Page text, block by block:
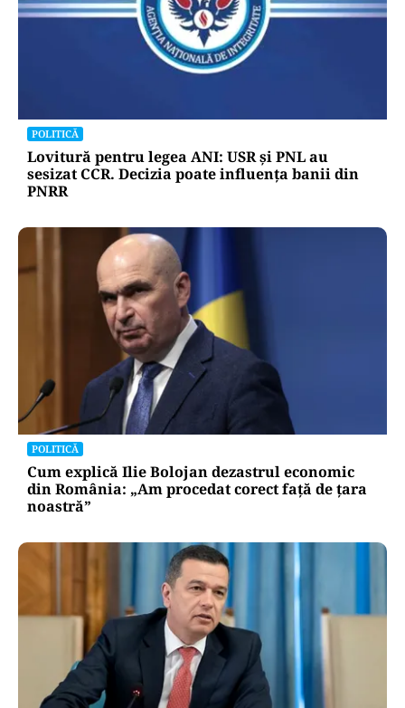
POLITICĂ
Lovitură pentru legea ANI: USR și PNL au
sesizat CCR. Decizia poate influența banii din
PNRR
POLITICĂ
Cum explică Ilie Bolojan dezastrul economic
din România: „Am procedat corect față de țara
noastră”